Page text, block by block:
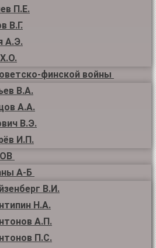
П.Е.
В.Г.
А.Э.
финской войны
В.А.
А.А.
В.Э.
И.П.
А-Б
В.И.
Н.А.
А.П.
П.С.